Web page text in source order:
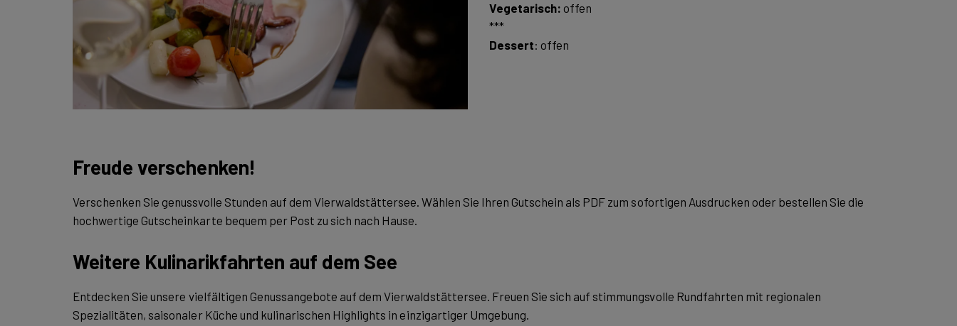
Vegetarisch: offen
Dessert: offen
Freude verschenken!
Verschenken Sie genussvolle Stunden auf dem Vierwaldstättersee. Wählen Sie Ihren Gutschein als PDF zum sofortigen Ausdrucken oder bestellen Sie die
hochwertige Gutscheinkarte bequem per Post zu sich nach Hause.
Weitere Kulinarikfahrten auf dem See
Entdecken Sie unsere vielfältigen Genussangebote auf dem Vierwaldstättersee. Freuen Sie sich auf stimmungsvolle Rundfahrten mit regionalen
Spezialitäten, saisonaler Küche und kulinarischen Highlights in einzigartiger Umgebung.